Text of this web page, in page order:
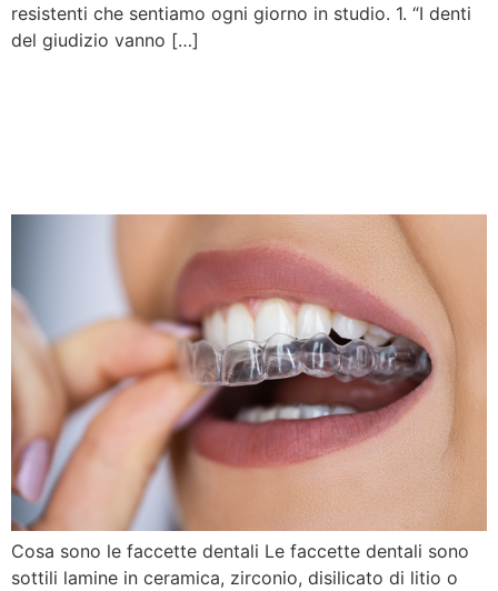
resistenti che sentiamo ogni giorno in studio. 1. “I denti
del giudizio vanno […]
Cosa sono le faccette dentali Le faccette dentali sono
sottili lamine in ceramica, zirconio, disilicato di litio o